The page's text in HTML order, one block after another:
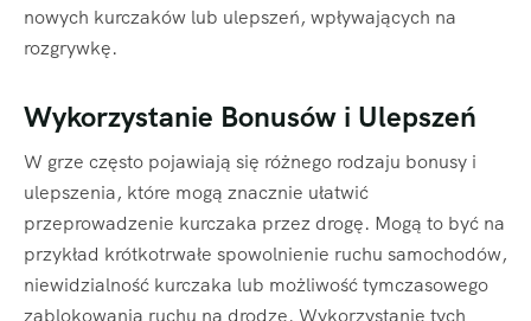
nowych kurczaków lub ulepszeń, wpływających na
rozgrywkę.
Wykorzystanie Bonusów i Ulepszeń
W grze często pojawiają się różnego rodzaju bonusy i
ulepszenia, które mogą znacznie ułatwić
przeprowadzenie kurczaka przez drogę. Mogą to być na
przykład krótkotrwałe spowolnienie ruchu samochodów,
niewidzialność kurczaka lub możliwość tymczasowego
zablokowania ruchu na drodze. Wykorzystanie tych